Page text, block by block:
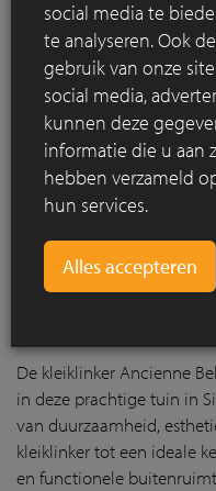
Beplanting en
De beplanting in de tuin
zowel wintergroen als
varens en klimplanten
van de woning en de
omliggende bos.
Gezien de minimale
infiltratiekratten gebruikt
De kleiklinker Ancienne
in deze prachtige tuin in
van duurzaamheid,
kleiklinker tot een ideale
en functionele
social media te
te analyseren. Ook
gebruik van onze
social media,
kunnen deze
informatie die u aan
hebben verzameld
hun services.